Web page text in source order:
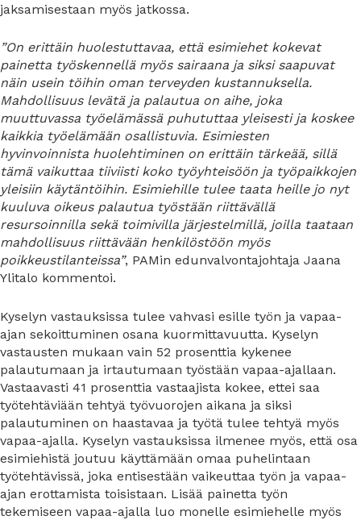
jaksamisestaan myös jatkossa.
”On erittäin huolestuttavaa, että esimiehet kokevat
painetta työskennellä myös sairaana ja siksi saapuvat
näin usein töihin oman terveyden kustannuksella.
Mahdollisuus levätä ja palautua on aihe, joka
muuttuvassa työelämässä puhututtaa yleisesti ja koskee
kaikkia työelämään osallistuvia. Esimiesten
hyvinvoinnista huolehtiminen on erittäin tärkeää, sillä
tämä vaikuttaa tiiviisti koko työyhteisöön ja työpaikkojen
yleisiin käytäntöihin. Esimiehille tulee taata heille jo nyt
kuuluva oikeus palautua työstään riittävällä
resursoinnilla sekä toimivilla järjestelmillä, joilla taataan
mahdollisuus riittävään henkilöstöön myös
poikkeustilanteissa”, PAMin edunvalvontajohtaja Jaana
Ylitalo kommentoi.
Kyselyn vastauksissa tulee vahvasi esille työn ja vapaa-
ajan sekoittuminen osana kuormittavuutta. Kyselyn
vastausten mukaan vain 52 prosenttia kykenee
palautumaan ja irtautumaan työstään vapaa-ajallaan.
Vastaavasti 41 prosenttia vastaajista kokee, ettei saa
työtehtäviään tehtyä työvuorojen aikana ja siksi
palautuminen on haastavaa ja työtä tulee tehtyä myös
vapaa-ajalla. Kyselyn vastauksissa ilmenee myös, että osa
esimiehistä joutuu käyttämään omaa puhelintaan
työtehtävissä, joka entisestään vaikeuttaa työn ja vapaa-
ajan erottamista toisistaan. Lisää painetta työn
tekemiseen vapaa-ajalla luo monelle esimiehelle myös